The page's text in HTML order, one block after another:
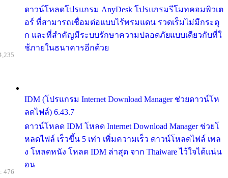
ดาวน์โหลดโปรแกรม AnyDesk โปรแกรมรีโมทคอมพิวเต
อร์ ที่สามารถเชื่อมต่อแบบไร้พรมแดน รวดเร็มไม่มีกระตุ
ก และที่สำคัญมีระบบรักษาความปลอดภัยแบบเดียวกับที่ใ
ช้ภายในธนาคารอีกด้วย
IDM (โปรแกรม Internet Download Manager ช่วยดาวน์โห
ลดไฟล์) 6.43.7
ดาวน์โหลด IDM โหลด Internet Download Manager ช่วยโ
หลดไฟล์ เร็วขึ้น 5 เท่า เพิ่มความเร็ว ดาวน์โหลดไฟล์ เพล
ง โหลดหนัง โหลด IDM ล่าสุด จาก Thaiware ไว้ใจได้แน่น
อน
476